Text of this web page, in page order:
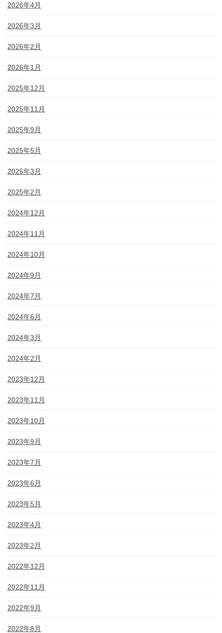
2026年4月
2026年3月
2026年2月
2026年1月
2025年12月
2025年11月
2025年9月
2025年5月
2025年3月
2025年2月
2024年12月
2024年11月
2024年10月
2024年9月
2024年7月
2024年6月
2024年3月
2024年2月
2023年12月
2023年11月
2023年10月
2023年9月
2023年7月
2023年6月
2023年5月
2023年4月
2023年2月
2022年12月
2022年11月
2022年9月
2022年8月